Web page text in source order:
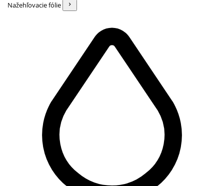
Nažehľovacie fólie